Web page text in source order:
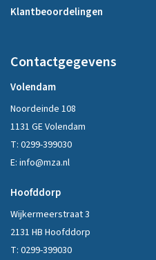
Klantbeoordelingen
Contactgegevens
Volendam
Noordeinde 108
1131 GE Volendam
T: 0299-399030
E: info@mza.nl
Hoofddorp
Wijkermeerstraat 3
2131 HB Hoofddorp
T: 0299-399030